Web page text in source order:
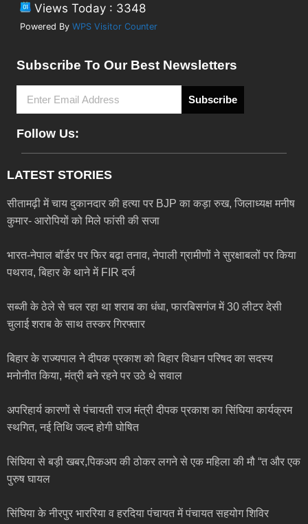
Views Today : 3348
Powered By WPS Visitor Counter
Subscribe To Our Best Newsletters
Subscribe
Follow Us:
LATEST STORIES
सीतामढ़ी में चाय दुकानदार की हत्या पर BJP का कड़ा रुख, जिलाध्यक्ष मनीष
कुमार- आरोपियों को मिले फांसी की सजा
भारत-नेपाल बॉर्डर पर फिर बढ़ा तनाव, नेपाली ग्रामीणों ने सुरक्षाबलों पर किया
पथराव, बिहार के थाने में FIR दर्ज
सब्जी के ठेले से चल रहा था शराब का धंधा, फारबिसगंज में 30 लीटर देसी
चुलाई शराब के साथ तस्कर गिरफ्तार
बिहार के राज्यपाल ने दीपक प्रकाश को बिहार विधान परिषद का सदस्य
मनोनीत किया, मंत्री बने रहने पर उठे थे सवाल
अपरिहार्य कारणों से पंचायती राज मंत्री दीपक प्रकाश का सिंघिया कार्यक्रम
स्थगित, नई तिथि जल्द होगी घोषित
सिंघिया से बड़ी खबर,पिकअप की ठोकर लगने से एक महिला की मौ “त और एक
पुरुष घायल
सिंघिया के नीरपुर भाररिया व हरदिया पंचायत में पंचायत सहयोग शिविर